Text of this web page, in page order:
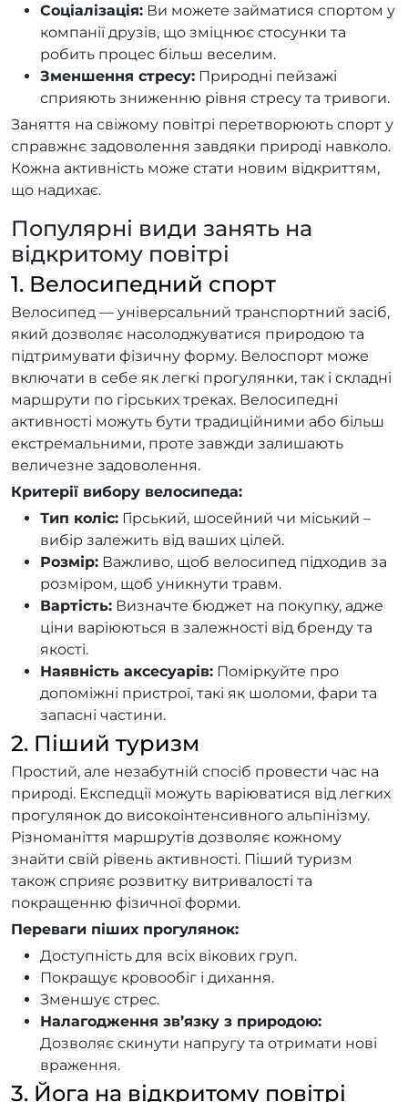
Соціалізація: Ви можете займатися спортом у
компанії друзів, що зміцнює стосунки та
робить процес більш веселим.
Зменшення стресу: Природні пейзажі
сприяють зниженню рівня стресу та тривоги.
Заняття на свіжому повітрі перетворюють спорт у
справжнє задоволення завдяки природі навколо.
Кожна активність може стати новим відкриттям,
що надихає.
Популярні види занять на
відкритому повітрі
1. Велосипедний спорт
Велосипед — універсальний транспортний засіб,
який дозволяє насолоджуватися природою та
підтримувати фізичну форму. Велоспорт може
включати в себе як легкі прогулянки, так і складні
маршрути по гірських треках. Велосипедні
активності можуть бути традиційними або більш
екстремальними, проте завжди залишають
величезне задоволення.
Критерії вибору велосипеда:
Тип коліс: Гірський, шосейний чи міський –
вибір залежить від ваших цілей.
Розмір: Важливо, щоб велосипед підходив за
розміром, щоб уникнути травм.
Вартість: Визначте бюджет на покупку, адже
ціни варіюються в залежності від бренду та
якості.
Наявність аксесуарів: Поміркуйте про
допоміжні пристрої, такі як шоломи, фари та
запасні частини.
2. Піший туризм
Простий, але незабутній спосіб провести час на
природі. Експедції можуть варіюватися від легких
прогулянок до високоінтенсивного альпінізму.
Різноманіття маршрутів дозволяє кожному
знайти свій рівень активності. Піший туризм
також сприяє розвитку витривалості та
покращенню фізичної форми.
Переваги піших прогулянок:
Доступність для всіх вікових груп.
Покращує кровообіг і дихання.
Зменшує стрес.
Налагодження зв’язку з природою:
Дозволяє скинути напругу та отримати нові
враження.
3. Йога на відкритому повітрі